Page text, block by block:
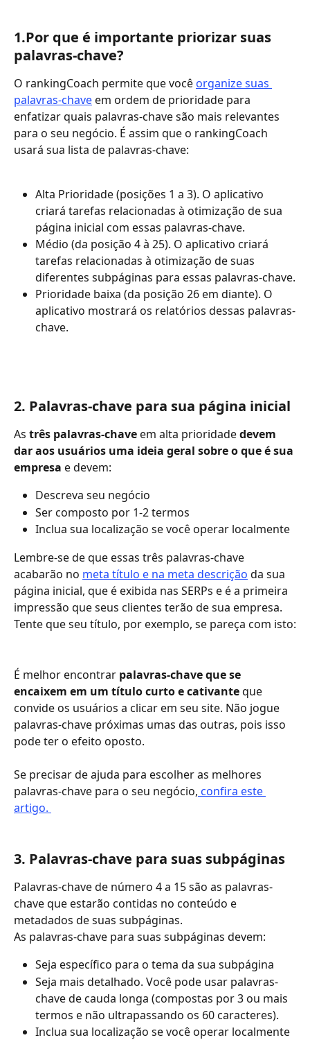
1.Por que é importante priorizar suas
palavras-chave?
O rankingCoach permite que você organize suas
palavras-chave em ordem de prioridade para
enfatizar quais palavras-chave são mais relevantes
para o seu negócio. É assim que o rankingCoach
usará sua lista de palavras-chave:
Alta Prioridade (posições 1 a 3). O aplicativo
criará tarefas relacionadas à otimização de sua
página inicial com essas palavras-chave.
Médio (da posição 4 à 25). O aplicativo criará
tarefas relacionadas à otimização de suas
diferentes subpáginas para essas palavras-chave.
Prioridade baixa (da posição 26 em diante). O
aplicativo mostrará os relatórios dessas palavras-
chave.
2. Palavras-chave para sua página inicial
As três palavras-chave em alta prioridade devem
dar aos usuários uma ideia geral sobre o que é sua
empresa e devem:
Descreva seu negócio
Ser composto por 1-2 termos
Inclua sua localização se você operar localmente
Lembre-se de que essas três palavras-chave
acabarão no meta título e na meta descrição da sua
página inicial, que é exibida nas SERPs e é a primeira
impressão que seus clientes terão de sua empresa.
Tente que seu título, por exemplo, se pareça com isto:
É melhor encontrar palavras-chave que se
encaixem em um título curto e cativante que
convide os usuários a clicar em seu site. Não jogue
palavras-chave próximas umas das outras, pois isso
pode ter o efeito oposto.
Se precisar de ajuda para escolher as melhores
palavras-chave para o seu negócio, confira este
artigo.
3. Palavras-chave para suas subpáginas
Palavras-chave de número 4 a 15 são as palavras-
chave que estarão contidas no conteúdo e
metadados de suas subpáginas.
As palavras-chave para suas subpáginas devem:
Seja específico para o tema da sua subpágina
Seja mais detalhado. Você pode usar palavras-
chave de cauda longa (compostas por 3 ou mais
termos e não ultrapassando os 60 caracteres).
Inclua sua localização se você operar localmente